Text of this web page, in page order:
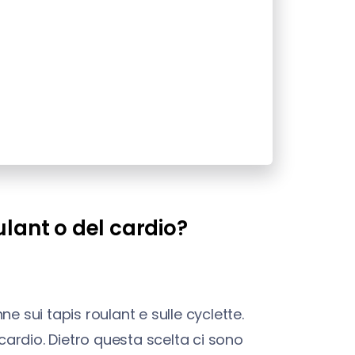
o del cardio?
sui tapis roulant e sulle cyclette.
Dietro questa scelta ci sono